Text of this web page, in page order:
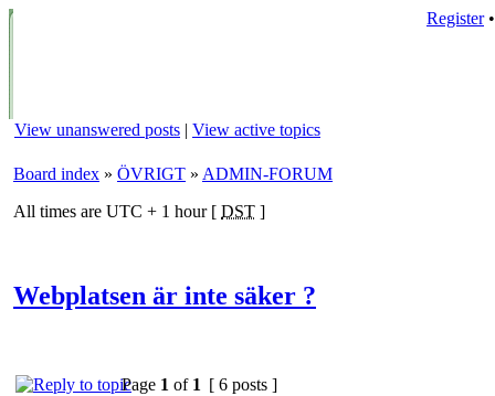
Register
View unanswered posts | View active topics
Board index » ÖVRIGT » ADMIN-FORUM
All times are UTC + 1 hour [ DST ]
Webplatsen är inte säker ?
Page 1 of 1 [ 6 posts ]